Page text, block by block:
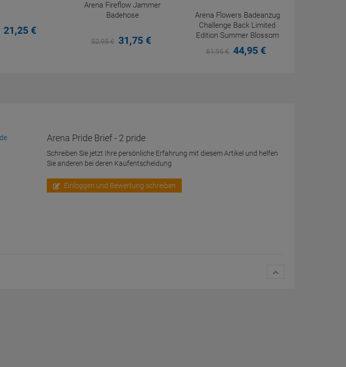
21,25 €
Arena Fireflow Jammer
Badehose
52,95€ 31,75 €
Arena Flowers Badeanzug
Challenge Back Limited
Edition Summer Blossom
61,95€ 44,95 €
Arena Pride Brief - 2 pride
Schreiben Sie jetzt Ihre persönliche Erfahrung mit diesem Artikel und helfen
Sie anderen bei deren Kaufentscheidung
Einloggen und Bewertung schreiben